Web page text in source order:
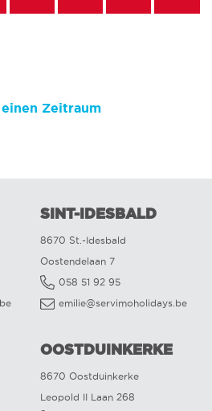
Zeitraum
SINT-IDESBALD
8670 St.-Idesbald
Oostendelaan 7
058 51 92 95
emilie@servimoholidays.be
OOSTDUINKERKE
8670 Oostduinkerke
Leopold II Laan 268